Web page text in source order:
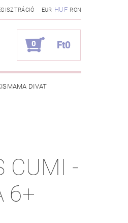
EUR HUF RON
0 Ft0
DIVAT
CUMI -
6+